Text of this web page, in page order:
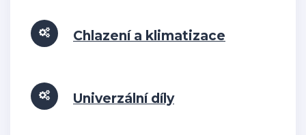
Chlazení a klimatizace
Univerzální díly